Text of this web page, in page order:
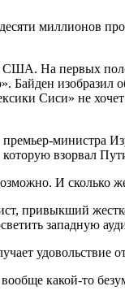
миллионов
США. На первых
Байден изобразил
Сиси» не
министра
взорвал
И сколько
привыкший
западную
удовольствие
какой-то